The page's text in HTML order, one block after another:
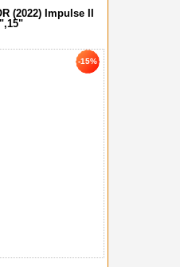
(2022) Impulse II
-15%